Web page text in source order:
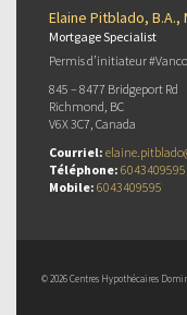
Elaine Pitblado, B.A.,
Mortgage Specialist
Permis d’initiateur
845 – 8477 Bridgeport Rd
Richmond, BC
V6X 3C7, Canada
Courriel:
Téléphone: 6043409595
Mobile: 6043409595
© 2026 Centres Hypothécaires